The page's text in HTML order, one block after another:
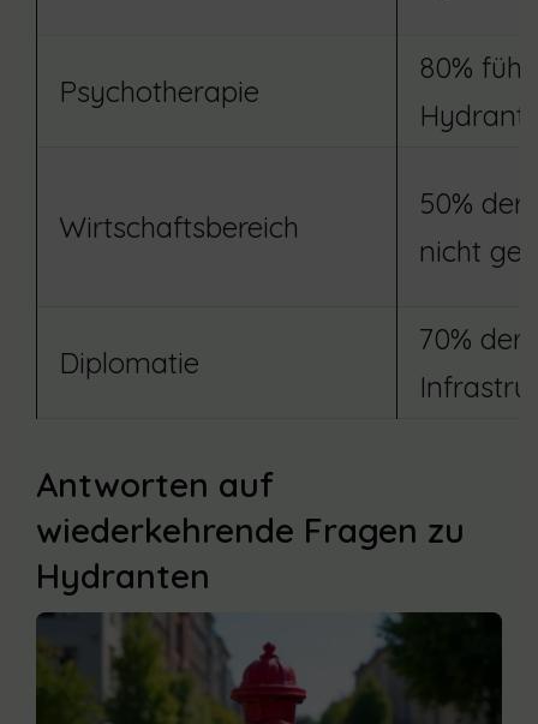
Psychotherapie
80%
Wirtschaftsbereich
50%
nicht
Diplomatie
70% der
Antworten auf
wiederkehrende Fragen zu
Hydranten